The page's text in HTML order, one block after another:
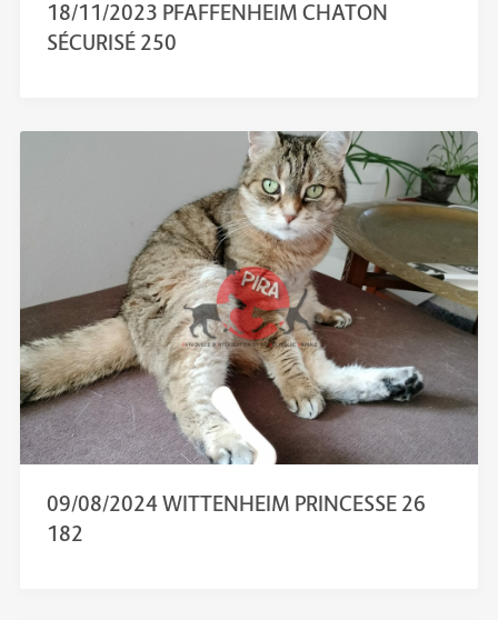
18/11/2023 PFAFFENHEIM CHATON
SÉCURISÉ 250
09/08/2024 WITTENHEIM PRINCESSE 26
182